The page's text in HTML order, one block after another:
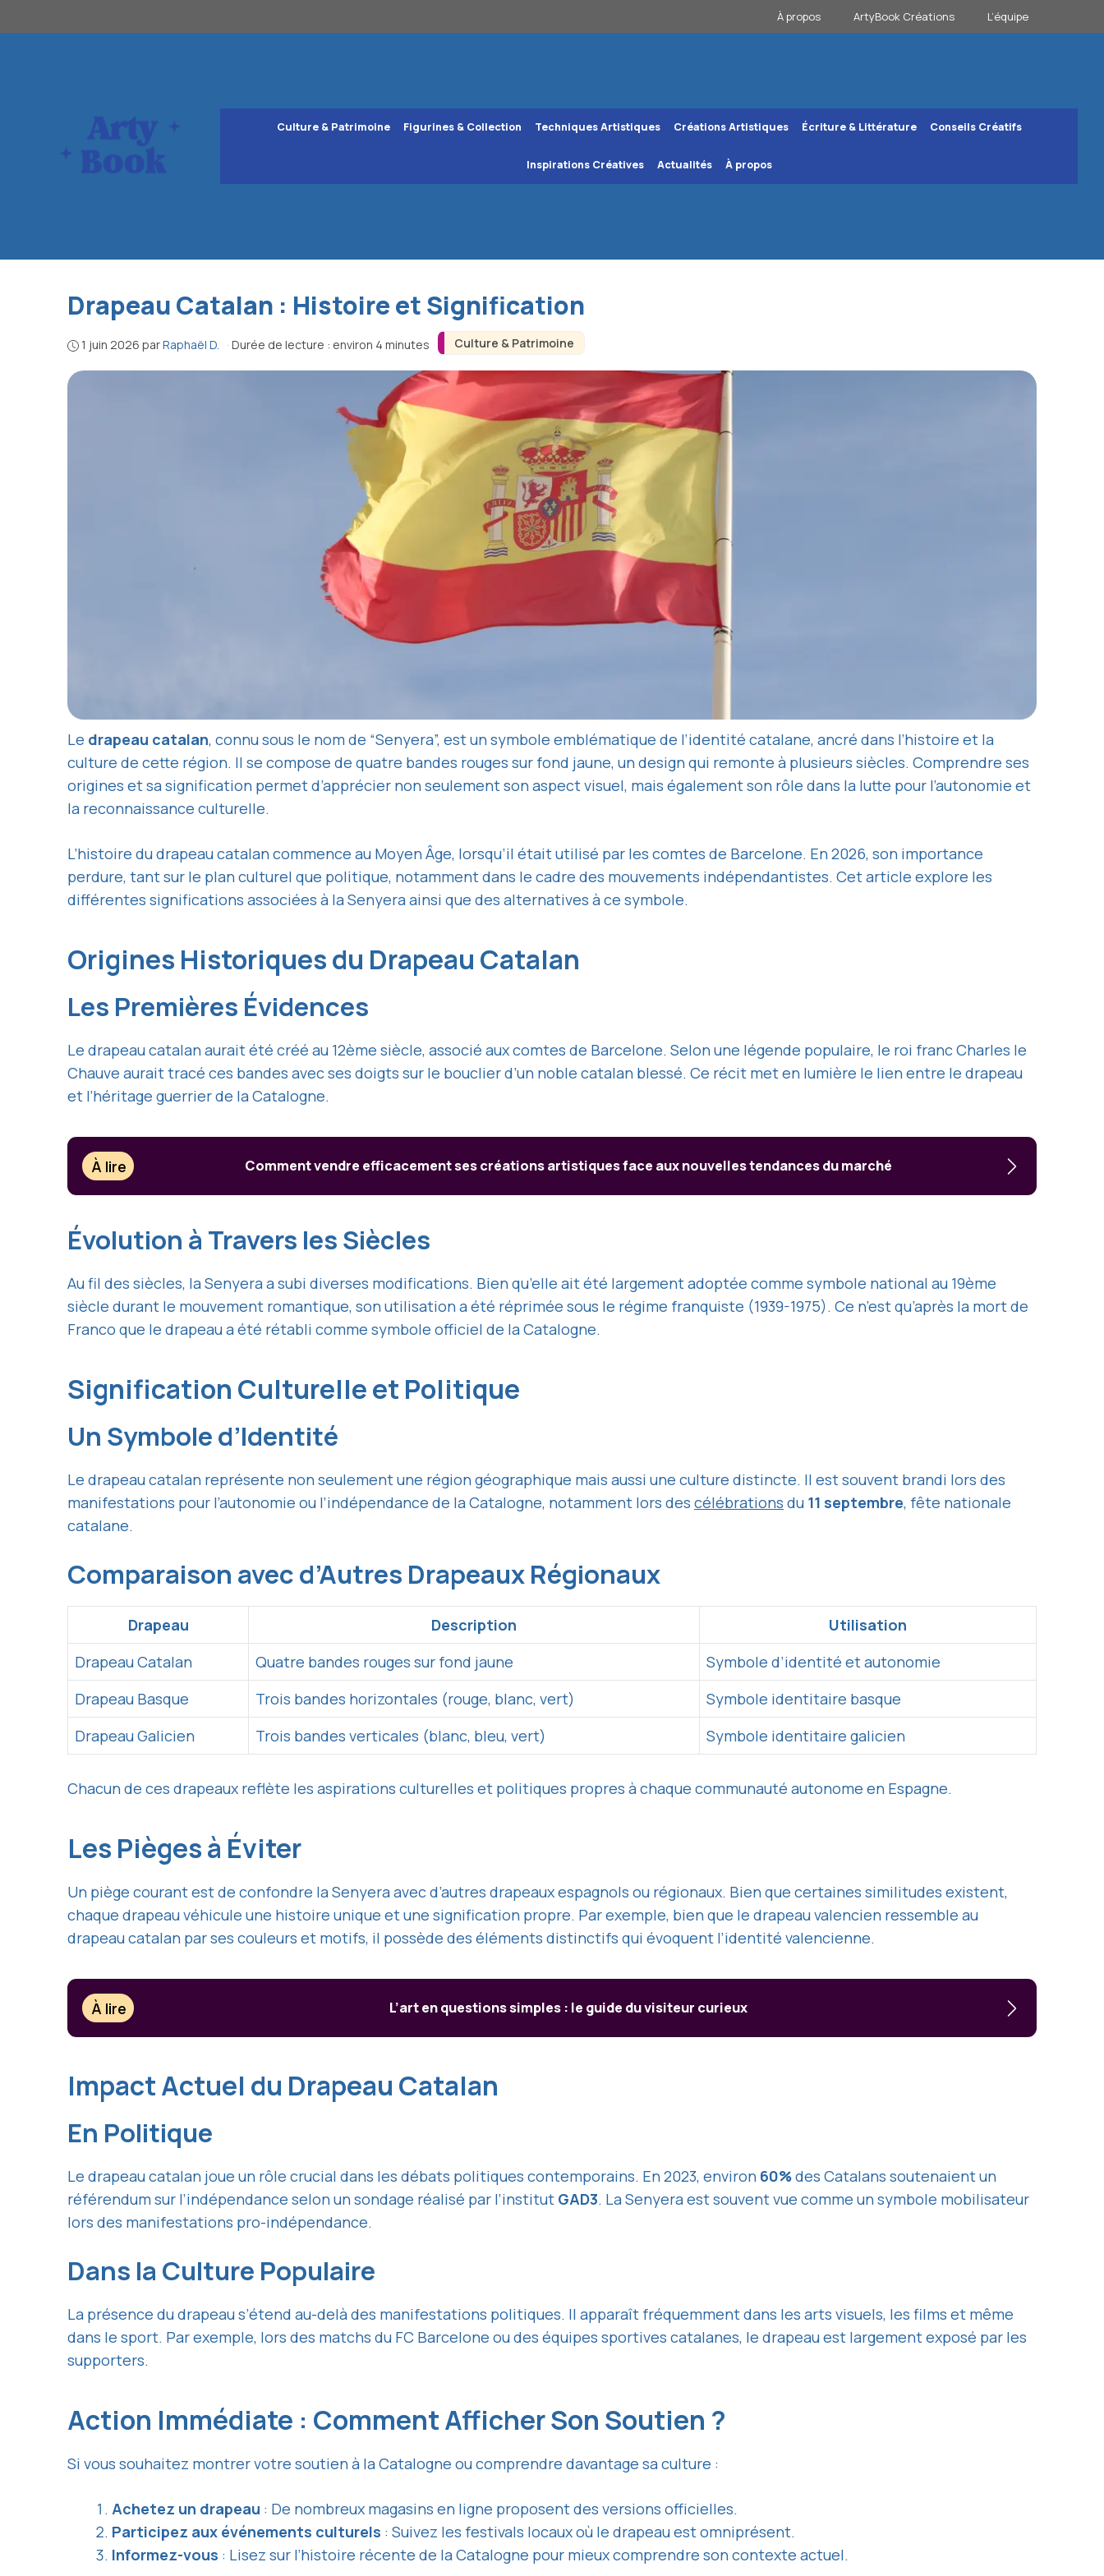
au
À propos ArtyBook Créations L’équipe
Culture & Patrimoine Figurines & Collection Techniques Artistiques Créations Artistiques Écriture & Littérature Conseils Créatifs
Inspirations Créatives Actualités À propos
Culture & Patrimoine
Drapeau Catalan : Histoire et Signification
1 juin 2026 parRaphaël D. · Durée de lecture : environ 4 minutes
Le drapeau catalan, connu sous le nom de “Senyera”, est un symbole emblématique de l’identité catalane, ancré dans l’histoire et la
culture de cette région. Il se compose de quatre bandes rouges sur fond jaune, un design qui remonte à plusieurs siècles. Comprendre ses
origines et sa signification permet d’apprécier non seulement son aspect visuel, mais également son rôle dans la lutte pour l’autonomie et
la reconnaissance culturelle.
L’histoire du drapeau catalan commence au Moyen Âge, lorsqu’il était utilisé par les comtes de Barcelone. En 2026, son importance
perdure, tant sur le plan culturel que politique, notamment dans le cadre des mouvements indépendantistes. Cet article explore les
différentes significations associées à la Senyera ainsi que des alternatives à ce symbole.
Origines Historiques du Drapeau Catalan
Les Premières Évidences
Le drapeau catalan aurait été créé au 12ème siècle, associé aux comtes de Barcelone. Selon une légende populaire, le roi franc Charles le
Chauve aurait tracé ces bandes avec ses doigts sur le bouclier d’un noble catalan blessé. Ce récit met en lumière le lien entre le drapeau
et l’héritage guerrier de la Catalogne.
À lire Comment vendre efficacement ses créations artistiques face aux nouvelles tendances du marché
Évolution à Travers les Siècles
Au fil des siècles, la Senyera a subi diverses modifications. Bien qu’elle ait été largement adoptée comme symbole national au 19ème
siècle durant le mouvement romantique, son utilisation a été réprimée sous le régime franquiste (1939-1975). Ce n’est qu’après la mort de
Franco que le drapeau a été rétabli comme symbole officiel de la Catalogne.
Signification Culturelle et Politique
Un Symbole d’Identité
Le drapeau catalan représente non seulement une région géographique mais aussi une culture distincte. Il est souvent brandi lors des
manifestations pour l’autonomie ou l’indépendance de la Catalogne, notamment lors des célébrations du 11 septembre, fête nationale
catalane.
Comparaison avec d’Autres Drapeaux Régionaux
Drapeau Description
Utilisation
Drapeau Catalan
Quatre bandes rouges sur fond jaune
Symbole d’identité et autonomie
Drapeau Basque
Trois bandes horizontales (rouge, blanc, vert)
Symbole identitaire basque
Drapeau Galicien
Trois bandes verticales (blanc, bleu, vert) Symbole identitaire galicien
Chacun de ces drapeaux reflète les aspirations culturelles et politiques propres à chaque communauté autonome en Espagne.
Les Pièges à Éviter
Un piège courant est de confondre la Senyera avec d’autres drapeaux espagnols ou régionaux. Bien que certaines similitudes existent,
chaque drapeau véhicule une histoire unique et une signification propre. Par exemple, bien que le drapeau valencien ressemble au
drapeau catalan par ses couleurs et motifs, il possède des éléments distinctifs qui évoquent l’identité valencienne.
À lire L’art en questions simples : le guide du visiteur curieux
Impact Actuel du Drapeau Catalan
En Politique
Le drapeau catalan joue un rôle crucial dans les débats politiques contemporains. En 2023, environ 60%des Catalans soutenaient un
référendum sur l’indépendance selon un sondage réalisé par l’institut GAD3. La Senyera est souvent vue comme un symbole mobilisateur
lors des manifestations pro-indépendance.
Dans la Culture Populaire
La présence du drapeau s’étend au-delà des manifestations politiques. Il apparaît fréquemment dans les arts visuels, les films et même
dans le sport. Par exemple, lors des matchs du FC Barcelone ou des équipes sportives catalanes, le drapeau est largement exposé par les
supporters.
Action Immédiate : Comment Afficher Son Soutien ?
Si vous souhaitez montrer votre soutien à la Catalogne ou comprendre davantage sa culture :
Achetez un drapeau : De nombreux magasins en ligne proposent des versions officielles.
Participez aux événements culturels : Suivez les festivals locaux où le drapeau est omniprésent.
Informez-vous : Lisez sur l’histoire récente de la Catalogne pour mieux comprendre son contexte actuel.